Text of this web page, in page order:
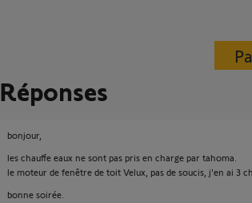
Réponses
bonjour,
les chauffe eaux ne sont pas pris en charge par tahoma.
le moteur de fenêtre de toit Velux, pas de soucis, j'en ai 3
bonne soirée.